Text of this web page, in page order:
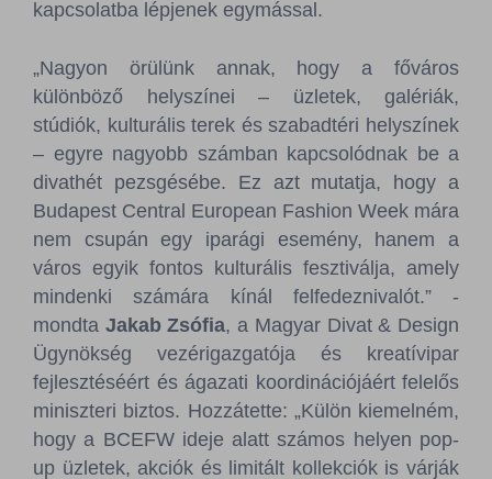
kapcsolatba lépjenek egymással.
„Nagyon örülünk annak, hogy a főváros
különböző helyszínei – üzletek, galériák,
stúdiók, kulturális terek és szabadtéri helyszínek
– egyre nagyobb számban kapcsolódnak be a
divathét pezsgésébe. Ez azt mutatja, hogy a
Budapest Central European Fashion Week mára
nem csupán egy iparági esemény, hanem a
város egyik fontos kulturális fesztiválja, amely
mindenki számára kínál felfedeznivalót.” -
mondta Jakab Zsófia, a Magyar Divat & Design
Ügynökség vezérigazgatója és kreatívipar
fejlesztéséért és ágazati koordinációjáért felelős
miniszteri biztos. Hozzátette: „Külön kiemelném,
hogy a BCEFW ideje alatt számos helyen pop-
up üzletek, akciók és limitált kollekciók is várják